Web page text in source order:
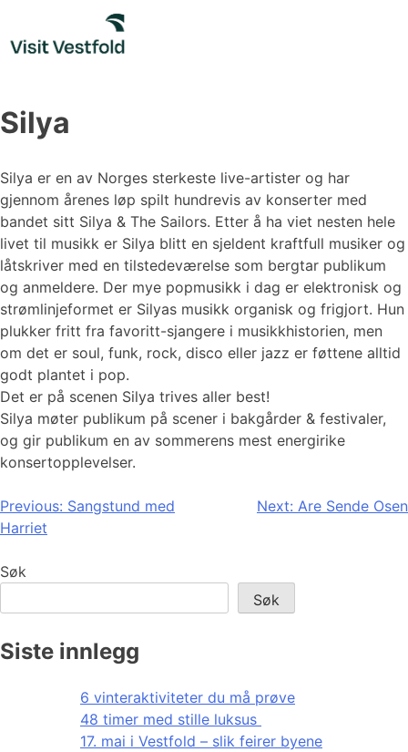
content
Silya
Silya er en av Norges sterkeste live-artister og har
gjennom årenes løp spilt hundrevis av konserter med
bandet sitt Silya & The Sailors. Etter å ha viet nesten hele
livet til musikk er Silya blitt en sjeldent kraftfull musiker og
låtskriver med en tilstedeværelse som bergtar publikum
og anmeldere. Der mye popmusikk i dag er elektronisk og
strømlinjeformet er Silyas musikk organisk og frigjort. Hun
plukker fritt fra favoritt-sjangere i musikkhistorien, men
om det er soul, funk, rock, disco eller jazz er føttene alltid
godt plantet i pop.
Det er på scenen Silya trives aller best!
Silya møter publikum på scener i bakgårder & festivaler,
og gir publikum en av sommerens mest energirike
konsertopplevelser.
Innleggsnavigasjon
Previous: Sangstund med
Harriet
Next: Are Sende Osen
Søk
Søk
Siste innlegg
6 vinteraktiviteter du må prøve
48 timer med stille luksus
17. mai i Vestfold – slik feirer byene